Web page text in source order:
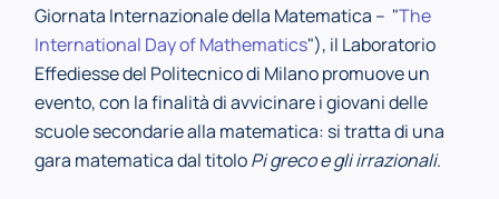
Giornata Internazionale della Matematica – "The
International Day of Mathematics"), il Laboratorio
Effediesse del Politecnico di Milano promuove un
evento, con la finalità di avvicinare i giovani delle
scuole secondarie alla matematica: si tratta di una
gara matematica dal titoloPi greco e gli irrazionali.